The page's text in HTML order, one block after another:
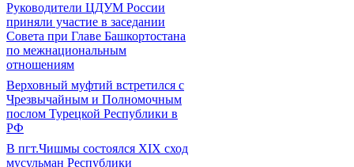
Руководители ЦДУМ России
приняли участие в заседании
Совета при Главе Башкортостана
по межнациональным
отношениям
Верховный муфтий встретился с
Чрезвычайным и Полномочным
послом Турецкой Республики в
РФ
В пгт.Чишмы состоялся XIX сход
мусульман Республики